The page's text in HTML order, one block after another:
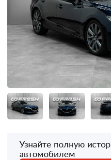
Узнайте полную
автомобилем